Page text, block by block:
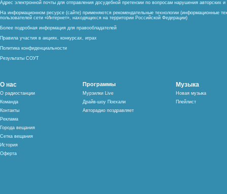
Адрес электронной почты для отправления досудебной претензии по вопросам нарушения авторских
На информационном ресурсе (сайте) применяются рекомендательные технологии (информационные
пользователей сети «Интернет», находящихся на территории Российской Федерации)
Более подробная информация для правообладателей
Правила участия в акциях, конкурсах, играх
Политика конфиденциальности
Результаты СОУТ
О нас
О радиостанции
Команда
Контакты
Реклама
Города вещания
Сетка вещания
История
Оферта
Программы
Мурзилки Live
Драйв-шоу Поехали
Авторадио поздравляет
Музыка
Новая музыка
Плейлист